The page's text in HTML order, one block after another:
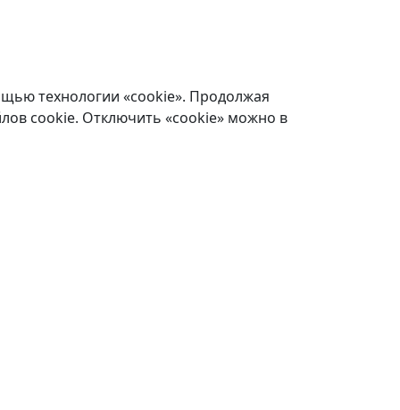
технологии «cookie». Продолжая
cookie. Отключить «cookie» можно в